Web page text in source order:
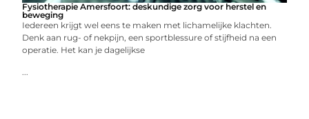
Fysiotherapie Amersfoort: deskundige zorg voor herstel en
beweging
Iedereen krijgt wel eens te maken met lichamelijke klachten.
Denk aan rug- of nekpijn, een sportblessure of stijfheid na een
operatie. Het kan je dagelijkse
...